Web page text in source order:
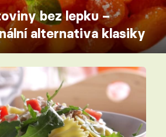
bez lepku –
alternativa klasiky